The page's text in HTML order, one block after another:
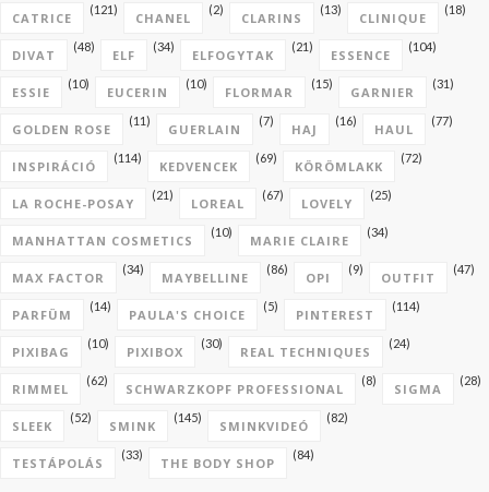
CATRICE
(121)
CHANEL
(2)
CLARINS
(13)
CLINIQUE
(18)
DIVAT
(48)
ELF
(34)
ELFOGYTAK
(21)
ESSENCE
(104)
ESSIE
(10)
EUCERIN
(10)
FLORMAR
(15)
GARNIER
(31)
GOLDEN ROSE
(11)
GUERLAIN
(7)
HAJ
(16)
HAUL
(77)
INSPIRÁCIÓ
(114)
KEDVENCEK
(69)
KÖRÖMLAKK
(72)
LA ROCHE-POSAY
(21)
LOREAL
(67)
LOVELY
(25)
MANHATTAN COSMETICS
(10)
MARIE CLAIRE
(34)
MAX FACTOR
(34)
MAYBELLINE
(86)
OPI
(9)
OUTFIT
(47)
PARFÜM
(14)
PAULA'S CHOICE
(5)
PINTEREST
(114)
PIXIBAG
(10)
PIXIBOX
(30)
REAL TECHNIQUES
(24)
RIMMEL
(62)
SCHWARZKOPF PROFESSIONAL
(8)
SIGMA
(28)
SLEEK
(52)
SMINK
(145)
SMINKVIDEÓ
(82)
TESTÁPOLÁS
(33)
THE BODY SHOP
(84)